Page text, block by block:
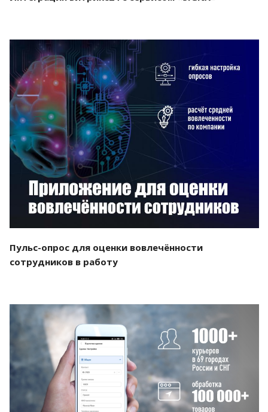
Смотреть проект
Пульс-опрос для оценки вовлечённости
сотрудников в работу
Смотреть проект